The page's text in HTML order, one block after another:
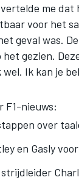
me dat
voor het
geval was.
het gezien.
Ik kan je
F1-nieuws:
over
en Gasly